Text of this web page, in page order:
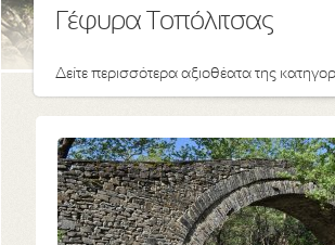
Γέφυρα Τοπόλιτσας
Δείτε περισσότερα αξιοθέατα της